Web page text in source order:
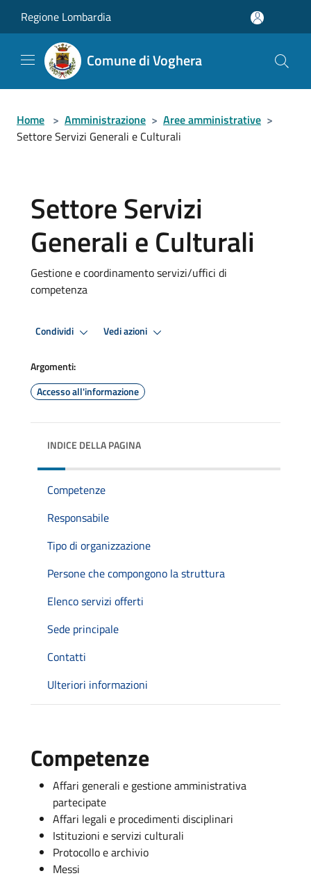
Regione Lombardia
Comune di Voghera
Home > Amministrazione > Aree amministrative >
Settore Servizi Generali e Culturali
Settore Servizi
Generali e Culturali
Gestione e coordinamento servizi/uffici di
competenza
Condividi Vedi azioni
Argomenti:
Accesso all'informazione
INDICE DELLA PAGINA
Competenze
Responsabile
Tipo di organizzazione
Persone che compongono la struttura
Elenco servizi offerti
Sede principale
Contatti
Ulteriori informazioni
Competenze
Affari generali e gestione amministrativa
partecipate
Affari legali e procedimenti disciplinari
Istituzioni e servizi culturali
Protocollo e archivio
Messi